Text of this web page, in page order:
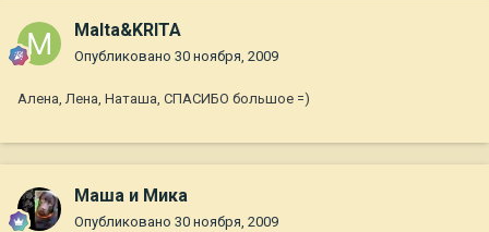
Malta&KRITA
Опубликовано 30 ноября, 2009
Алена, Лена, Наташа, СПАСИБО большое =)
Маша и Мика
Опубликовано 30 ноября, 2009